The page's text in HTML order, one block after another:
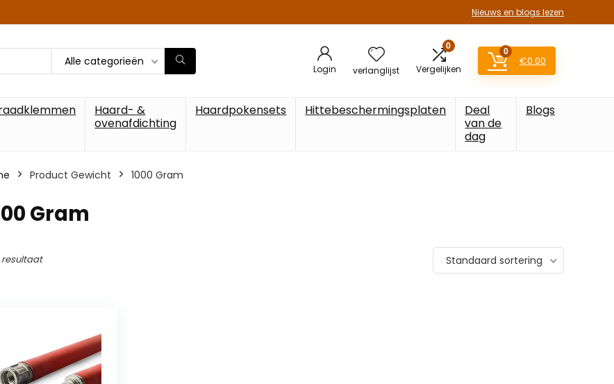
Nieuws en blogs lezen
Alle categorieën
Login verlanglijst
0
Vergelijken
0
€0.00
Haard- &
ovenafdichting
Haardpokensets Hittebeschermingsplaten
Deal
van de
dag
Blogs
Product Gewicht ‎1000 Gram
Gram
resultaat Standaard sortering